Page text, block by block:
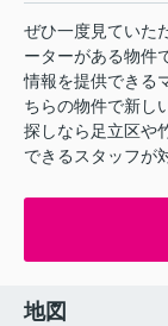
ぜひ一度見ていた
ーターがある物件
情報を提供できる
ちらの物件で新し
探しなら足立区や
できるスタッフが
地図